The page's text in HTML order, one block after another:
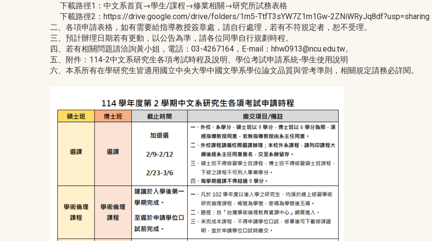
下載路徑1：中文系首頁→學生/課程→修業相關→研究所試務表格
下載路徑2：https://drive.google.com/drive/folders/1rn5-TtfT3sYW7Z1m1Gw-2ZNiWRyJq8df?usp=sharing
二、各項申請表格，如有需要給指導教授簽章處，請自行處理，若有不符規定者，恕不受理。
三、預計辦理日期若有更動，以公告為準，請各位同學自行規劃時程。
四、若有相關問題請洽詢黃小姐，電話：03-4267164，E-mail：hhw0913@ncu.edu.tw。
五、附件：114-2中文系研究生各項考試時程及說明、學位考試申請系統-學生使用說明
六、本系所有在學研究生皆適用國立中央大學中國文學系學位論文品質與管考準則，相關規定請務必詳閱。